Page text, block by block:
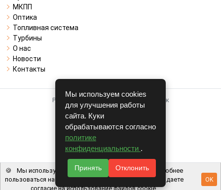
МКПП
Оптика
Топливная система
Турбины
О нас
Новости
Контакты
Работает на системе для авторазборок
CARRO.БИЗНЕС
Полная версия
© COPYRIGHT 2026 г.
v1.1.24
Мы используем cookies
для улучшения работы
сайта. Куки
обрабатываются согласно
политике
конфиденциальности .
Принять Отклонить
🍪
Мы используем файлы cookie, чтобы вам было удобнее
пользоваться нашим сайтом. Используя наш сайт, вы даете
согласие на использование файлов cookie.
OK